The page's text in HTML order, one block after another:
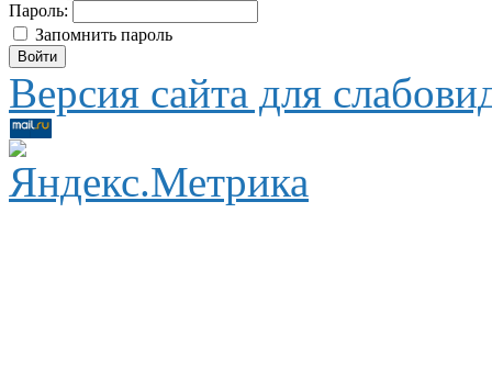
Пароль:
Запомнить пароль
Версия сайта для